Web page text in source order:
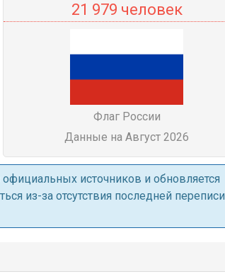
21 979 человек
Флаг России
Данные на Август 2026
источников и обновляется
из-за отсутствия последней переписи